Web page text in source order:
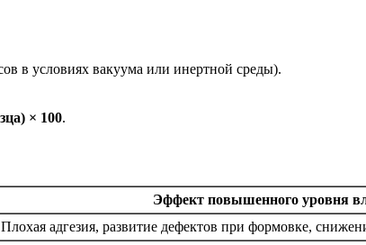
в условиях вакуума или инертной среды).
× 100.
Эффект повышенного уровня
Плохая адгезия, развитие дефектов при формовке,